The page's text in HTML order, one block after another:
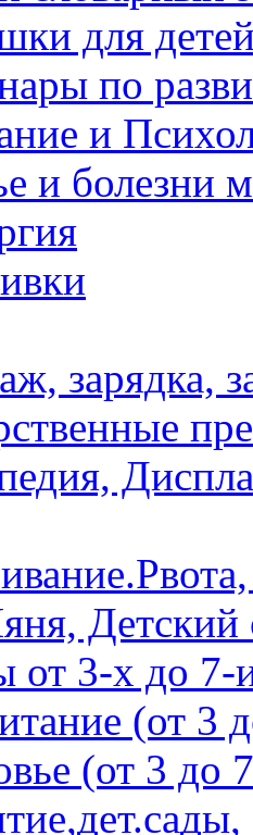
для
по
и
и болезни
зарядка,
Детский
от 3-х до 7-
(от 3
(от 3 до